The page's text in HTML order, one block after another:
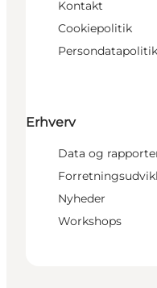
Kontakt
Cookiepolitik
Persondatapolitik
Erhverv
Data og
Nyheder
Workshops